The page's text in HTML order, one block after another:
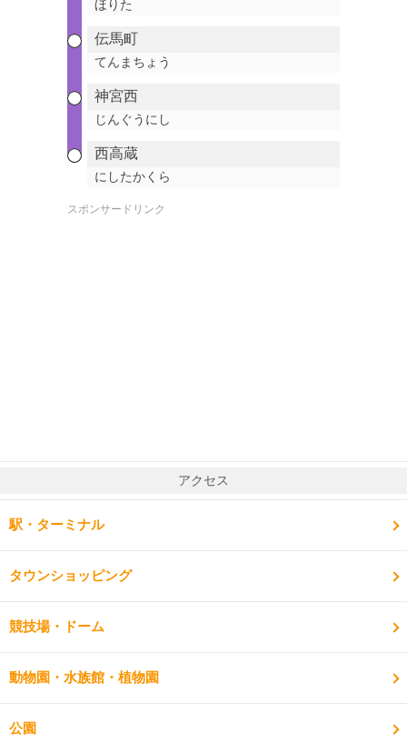
ほりた
伝馬町
てんまちょう
神宮西
じんぐうにし
西高蔵
にしたかくら
スポンサードリンク
アクセス
駅・ターミナル
タウンショッピング
競技場・ドーム
動物園・水族館・植物園
公園